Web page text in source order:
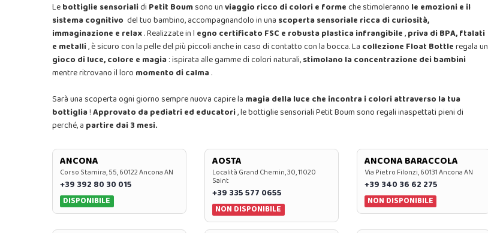
Lebottiglie sensorialidi Petit Boumsono unviaggio ricco di colori e formeche stimoleranno le emozioni e il
sistema cognitivo del tuo bambino, accompagnandolo in una scoperta sensoriale ricca di curiosità,
immaginazione e relax. Realizzate in l egno certificato FSC e robusta plastica infrangibile,priva di BPA, ftalati
e metalli, è sicuro con la pelle del più piccoli anche in caso di contatto con la bocca. La collezione Float Bottleregala un
gioco di luce, colore e magia: ispirata alle gamme di colori naturali,stimolano la concentrazione dei bambini
mentre ritrovano il loro momento di calma.
Sarà una scoperta ogni giorno sempre nuova capire la magia della luce che incontra i colori attraverso la tua
bottiglia!Approvato da pediatri ed educatori, le bottiglie sensoriali Petit Boum sono regali inaspettati pieni di
perché, a partire dai 3 mesi.
ANCONA
Corso Stamira, 55, 60122 Ancona AN
+39 392 80 30 015
DISPONIBILE
AOSTA
Località Grand Chemin, 30, 11020
Saint
+39 335 577 0655
NON DISPONIBILE
ANCONA BARACCOLA
Via Pietro Filonzi, 60131 Ancona AN
+39 340 36 62 275
NON DISPONIBILE